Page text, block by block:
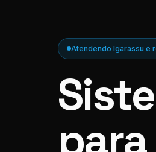
Atendendo Igarassu e
para